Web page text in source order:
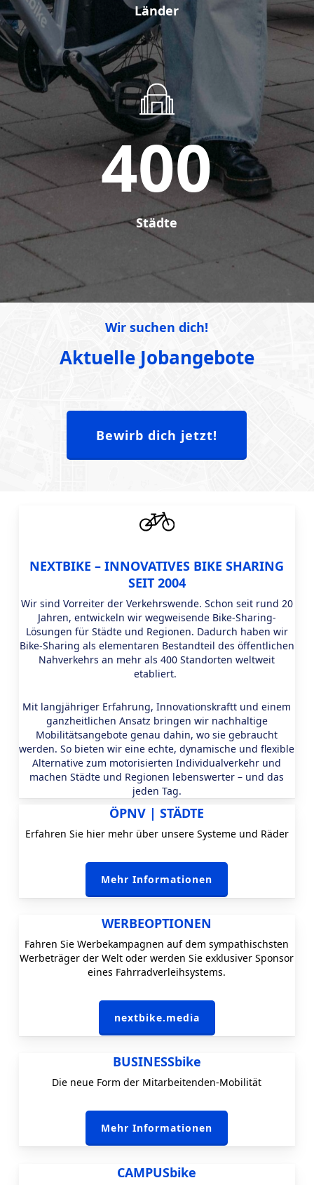
Länder
400
Städte
Wir suchen dich!
Aktuelle Jobangebote
Bewirb dich jetzt!
NEXTBIKE – INNOVATIVES BIKE SHARING
SEIT 2004
Wir sind Vorreiter der Verkehrswende. Schon seit rund 20
Jahren, entwickeln wir wegweisende Bike-Sharing-
Lösungen für Städte und Regionen. Dadurch haben wir
Bike-Sharing als elementaren Bestandteil des öffentlichen
Nahverkehrs an mehr als 400 Standorten weltweit
etabliert.
Mit langjähriger Erfahrung, Innovationskraftt und einem
ganzheitlichen Ansatz bringen wir nachhaltige
Mobilitätsangebote genau dahin, wo sie gebraucht
werden. So bieten wir eine echte, dynamische und flexible
Alternative zum motorisierten Individualverkehr und
machen Städte und Regionen lebenswerter – und das
jeden Tag.
ÖPNV | STÄDTE
Erfahren Sie hier mehr über unsere Systeme und Räder
Mehr Informationen
WERBEOPTIONEN
Fahren Sie Werbekampagnen auf dem sympathischsten
Werbeträger der Welt oder werden Sie exklusiver Sponsor
eines Fahrradverleihsystems.
nextbike.media
BUSINESSbike
Die neue Form der Mitarbeitenden-Mobilität
Mehr Informationen
CAMPUSbike